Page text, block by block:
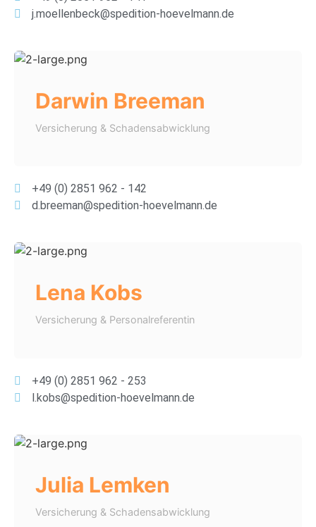
j.moellenbeck@spedition-hoevelmann.de
Darwin Breeman
Versicherung & Schadensabwicklung
+49 (0) 2851 962 - 142
d.breeman@spedition-hoevelmann.de
Lena Kobs
Versicherung & Personalreferentin
+49 (0) 2851 962 - 253
l.kobs@spedition-hoevelmann.de
Julia Lemken
Versicherung & Schadensabwicklung